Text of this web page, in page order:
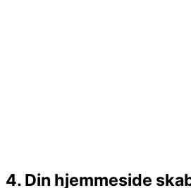
4. Din hjemmeside